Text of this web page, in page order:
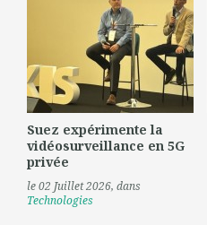
Suez expérimente la
vidéosurveillance en 5G
privée
le 02 Juillet 2026, dans
Technologies